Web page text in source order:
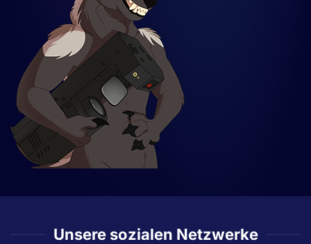
Unsere sozialen Netzwerke